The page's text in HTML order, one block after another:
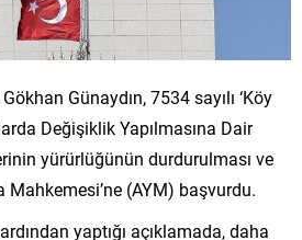
Günaydın, 7534 sayılı ‘Köy
Değişiklik Yapılmasına Dair
yürürlüğünün durdurulması ve
(AYM) başvurdu.
yaptığı açıklamada, daha